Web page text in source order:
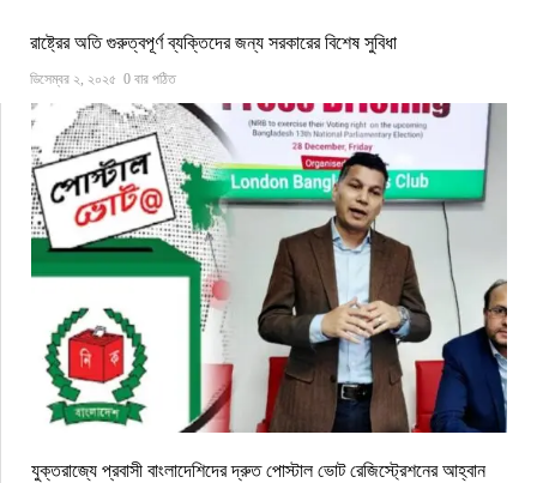
রাষ্ট্রের অতি গুরুত্বপূর্ণ ব্যক্তিদের জন্য সরকারের বিশেষ সুবিধা
ডিসেম্বর ২, ২০২৫ 0 বার পঠিত
যুক্তরাজ্যে প্রবাসী বাংলাদেশিদের দ্রুত পোস্টাল ভোট রেজিস্ট্রেশনের আহ্বান